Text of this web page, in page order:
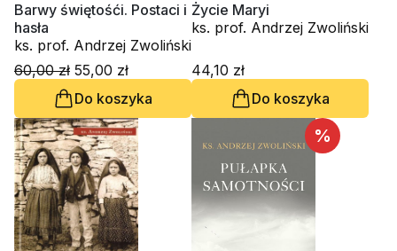
Barwy świętośći. Postaci i
hasła
ks. prof. Andrzej Zwoliński
60,00 zł 55,00 zł
Do koszyka
Życie Maryi
ks. prof. Andrzej Zwoliński
44,10 zł
Do koszyka
%